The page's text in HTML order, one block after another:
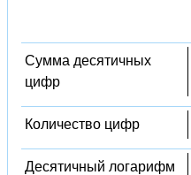
Сумма десятичных
цифр
Количество цифр
Десятичный логарифм